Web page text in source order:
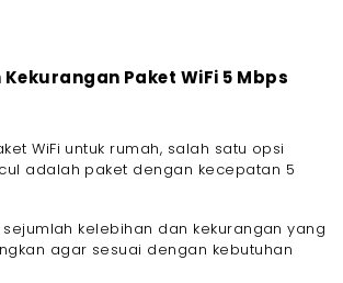
Paket WiFi 5 Mbps
WiFi untuk rumah, salah satu opsi
adalah paket dengan kecepatan 5
sejumlah kelebihan dan kekurangan yang
agar sesuai dengan kebutuhan